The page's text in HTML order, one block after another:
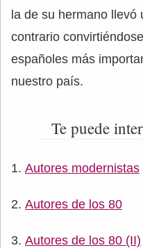
la de su hermano llevó
contrario
españoles más
nuestro país.
Te puede
Autores modernistas
Autores de los 80
Autores de los 80 (II)